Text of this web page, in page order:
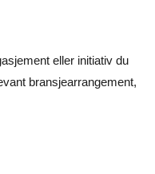
eller initiativ du
bransjearrangement,